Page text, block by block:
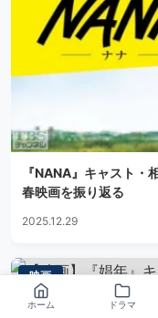
『NANA』キャスト・
春映画を振り返る
2025.12.29
映画
ホーム ドラマ